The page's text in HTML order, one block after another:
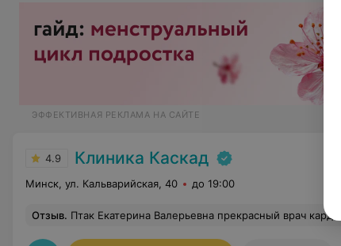
ЭФФЕКТИВНАЯ РЕКЛАМА НА САЙТЕ
4.9 Клиника Каскад
Минск, ул. Кальварийская, 40 до 19:00
Отзыв. Птак Екатерина Валерьевна прекрасный врач кардиолог. Была у нее на приеме 23.05 2025. Внимательно выслушала , изучила все мои